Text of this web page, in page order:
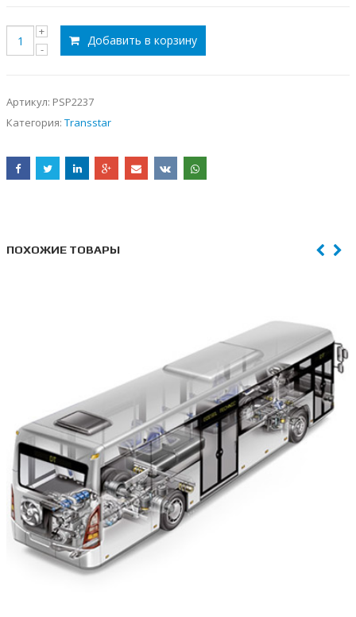
Добавить в корзину
Артикул: PSP2237
Категория: Transstar
ПОХОЖИЕ ТОВАРЫ